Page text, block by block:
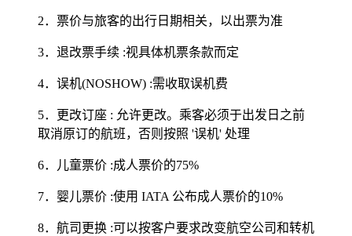
2．票价与旅客的出行日期相关，以出票为准
3．退改票手续 :视具体机票条款而定
4．误机(NOSHOW) :需收取误机费
5．更改订座 : 允许更改。乘客必须于出发日之前
取消原订的航班，否则按照 '误机' 处理
6．儿童票价 :成人票价的75%
7．婴儿票价 :使用 IATA 公布成人票价的10%
8．航司更换 :可以按客户要求改变航空公司和转机